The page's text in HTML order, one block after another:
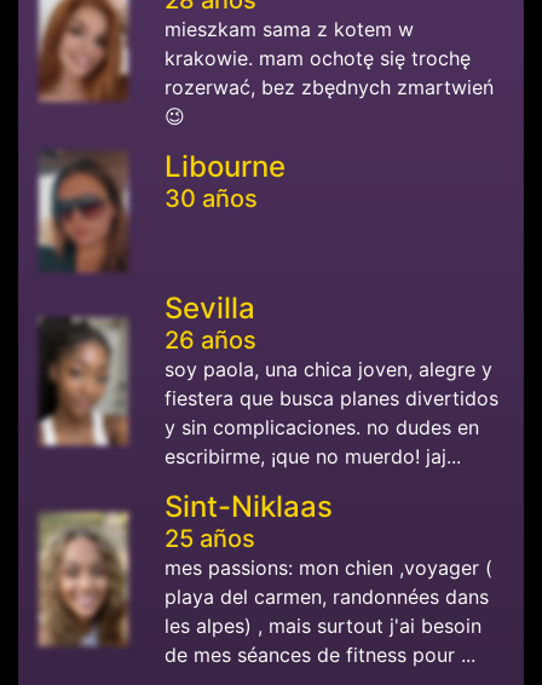
mieszkam sama z kotem w
krakowie. mam ochotę się trochę
rozerwać, bez zbędnych zmartwień
😉
Libourne
30 años
Sevilla
26 años
soy paola, una chica joven, alegre y
fiestera que busca planes divertidos
y sin complicaciones. no dudes en
escribirme, ¡que no muerdo! jaj...
Sint-Niklaas
25 años
mes passions: mon chien ,voyager (
playa del carmen, randonnées dans
les alpes) , mais surtout j'ai besoin
de mes séances de fitness pour ...